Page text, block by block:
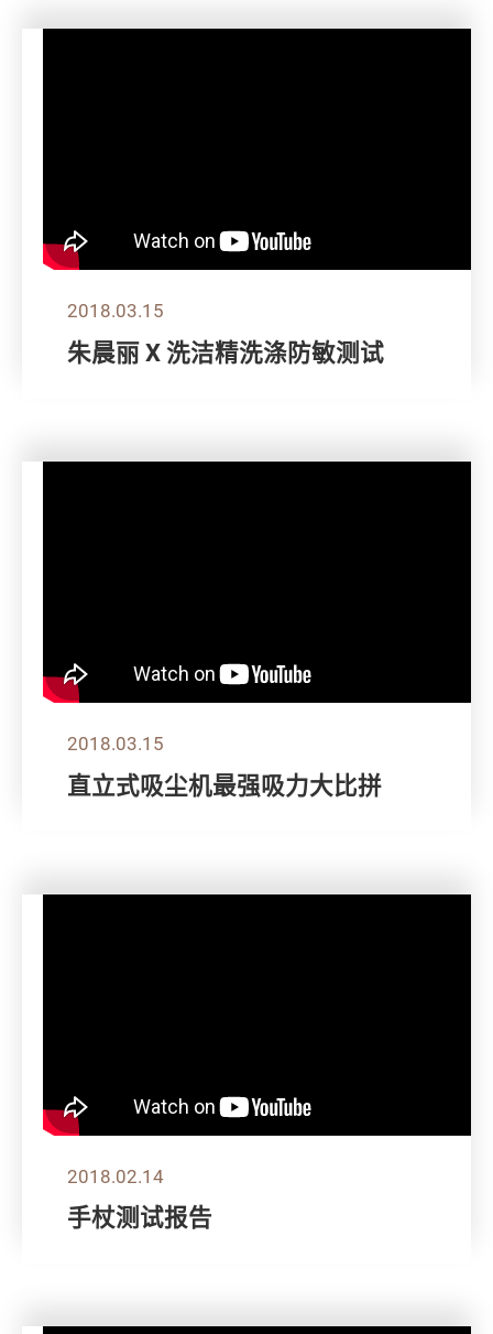
2018.03.15
朱晨丽 X 洗洁精洗涤防敏测试
2018.03.15
直立式吸尘机最强吸力大比拼
2018.02.14
手杖测试报告